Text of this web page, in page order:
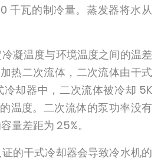
千瓦的制冷量。蒸发器将水从
凝温度与环境温度之间的温差
热二次流体，二次流体由干式
却器中，二次流体被冷却 5K
温度。二次流体的泵功率没有
量差距为 25%。
的干式冷却器会导致冷水机的